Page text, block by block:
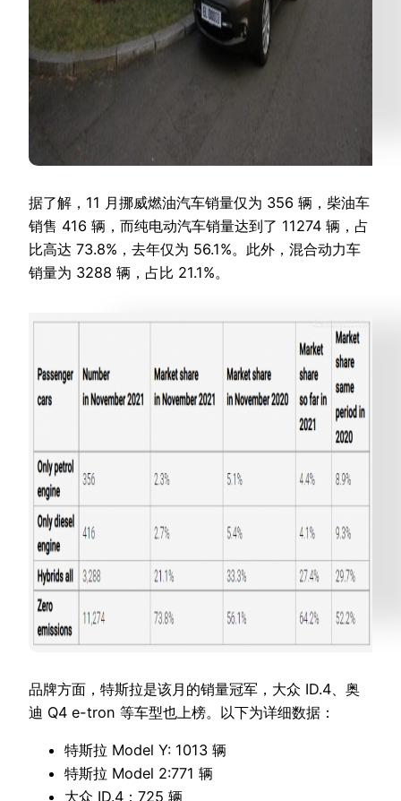
据了解，11 月挪威燃油汽车销量仅为 356 辆，柴油车
销售 416 辆， 而纯电动汽车销量达到了 11274 辆，占
比高达 73.8% ，去年仅为 56.1%。此外，混合动力车
销量为 3288 辆，占比 21.1%。
品牌方面，特斯拉是该月的销量冠军，大众 ID.4、奥
迪 Q4 e-tron 等车型也上榜。以下为详细数据：
特斯拉 Model Y: 1013 辆
特斯拉 Model 2:771 辆
大众 ID.4：725 辆